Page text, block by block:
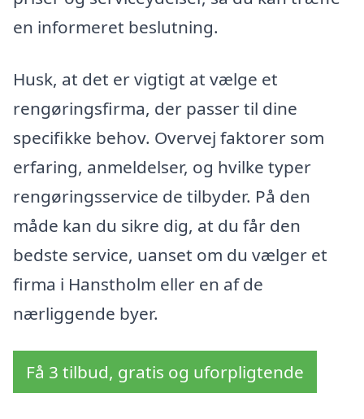
en informeret beslutning.
Husk, at det er vigtigt at vælge et
rengøringsfirma, der passer til dine
specifikke behov. Overvej faktorer som
erfaring, anmeldelser, og hvilke typer
rengøringsservice de tilbyder. På den
måde kan du sikre dig, at du får den
bedste service, uanset om du vælger et
firma i Hanstholm eller en af de
nærliggende byer.
Få 3 tilbud, gratis og uforpligtende